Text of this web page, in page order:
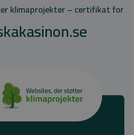
klimaprojekter – certifikat for